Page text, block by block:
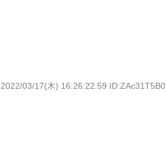
2022/03/17(木) 16:26:22.59 ID:ZAc31T5B0